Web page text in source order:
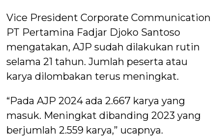
Vice President Corporate Communication
PT Pertamina Fadjar Djoko Santoso
mengatakan, AJP sudah dilakukan rutin
selama 21 tahun. Jumlah peserta atau
karya dilombakan terus meningkat.
“Pada AJP 2024 ada 2.667 karya yang
masuk. Meningkat dibanding 2023 yang
berjumlah 2.559 karya,” ucapnya.